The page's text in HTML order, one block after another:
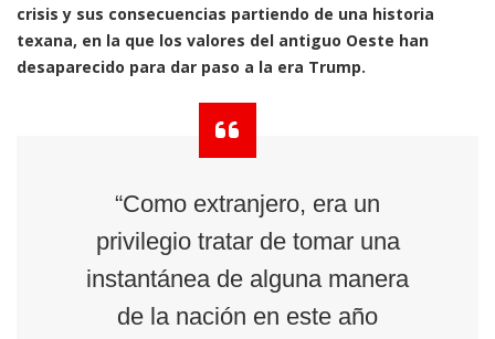
crisis y sus consecuencias partiendo de una historia
texana, en la que los valores del antiguo Oeste han
desaparecido para dar paso a la era Trump.
“Como extranjero, era un
privilegio tratar de tomar una
instantánea de alguna manera
de la nación en este año